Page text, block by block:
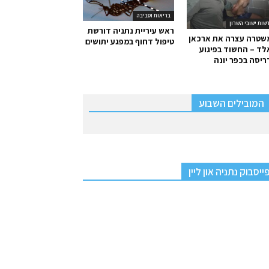
בריאות וסביבה
ראש עיריית נתניה דורשת
טיפול דחוף במפגע יתושים
ישובי השרון
עצרה את ארכאן
– החשוד בפיגוע
בכפר יונה
המובילים השבוע
פייסבוק נתניה און ליין